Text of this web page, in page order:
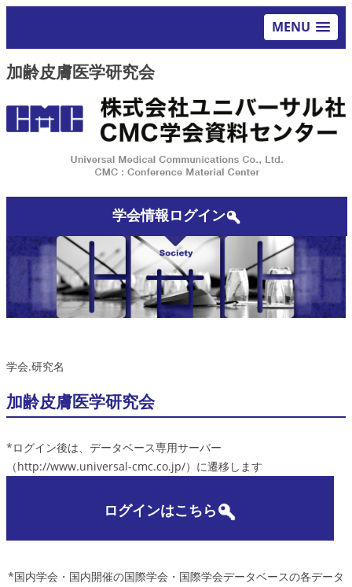
MENU
加齢皮膚医学研究会
学会情報ログイン
学会.研究名
加齢皮膚医学研究会
*ログイン後は、データベース専用サーバー
（http://www.universal-cmc.co.jp/）に遷移します
ログインはこちら
*国内学会・国内開催の国際学会・国際学会データベースの各データ